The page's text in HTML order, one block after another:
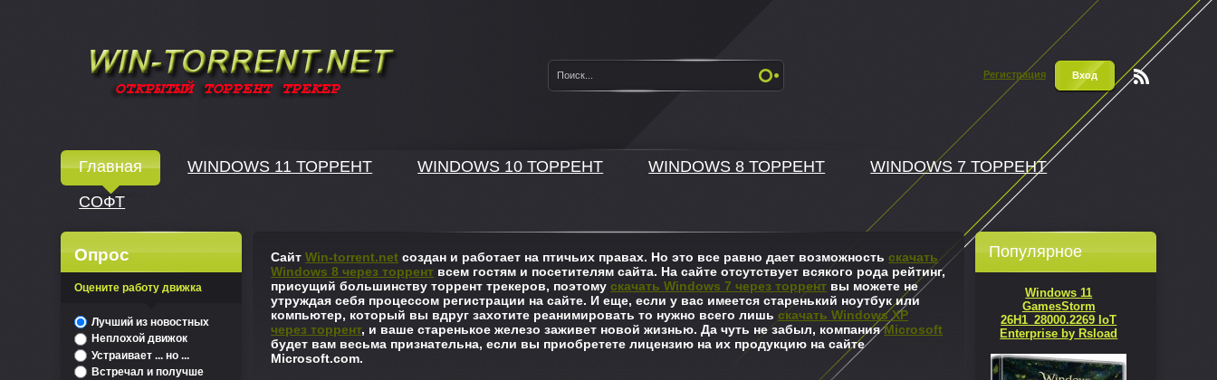
Регистрация Вход
Главная WINDOWS 11 ТОРРЕНТ WINDOWS 10 ТОРРЕНТ WINDOWS 8 ТОРРЕНТ
WINDOWS 7 ТОРРЕНТ
СОФТ
СайтWin-torrent.net создан и работает на птичьих правах. Но это все равно дает возможностьскачать
Windows 8 через торрент всем гостям и посетителям сайта. На сайте отсутствует всякого рода рейтинг,
присущий большинству торрент трекеров, поэтомускачать Windows 7 через торрент вы можете не
утруждая себя процессом регистрации на сайте. И еще, если у вас имеется старенький ноутбук или
компьютер, который вы вдруг захотите реанимировать то нужно всего лишьскачать Windows XP
через торрент, и ваше старенькое железо заживет новой жизнью. Да чуть не забыл, компанияMicrosoft
будет вам весьма признательна, если вы приобретете лицензию на их продукцию на сайте
Microsoft.com.
Популярное
Windows 11
GamesStorm
26H1_28000.2269 IoT
Enterprise by Rsload
Опрос
Оцените работу движка
Лучший из новостных
Неплохой движок
Устраивает ... но ...
Встречал и получше